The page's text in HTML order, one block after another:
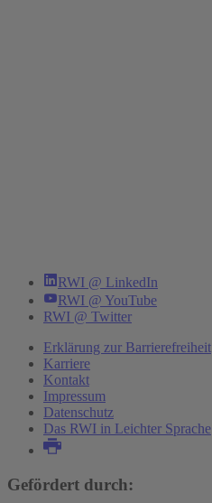
RWI @ LinkedIn
RWI @ YouTube
RWI @ Twitter
Erklärung zur Barrierefreiheit
Karriere
Kontakt
Impressum
Datenschutz
Das RWI in Leichter Sprache
Gefördert durch: